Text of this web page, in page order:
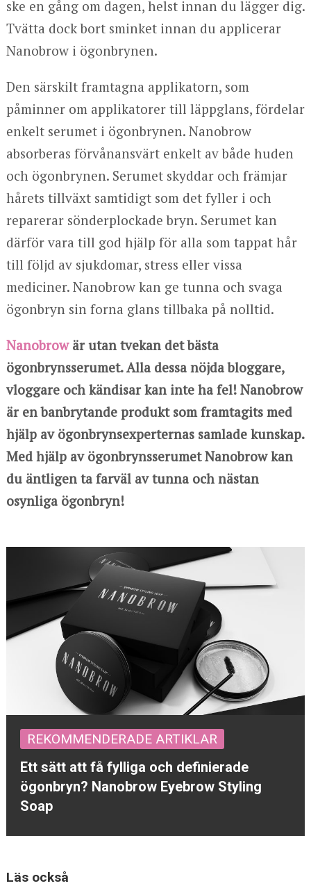
ske en gång om dagen, helst innan du lägger dig.
Tvätta dock bort sminket innan du applicerar
Nanobrow i ögonbrynen.
Den särskilt framtagna applikatorn, som
påminner om applikatorer till läppglans, fördelar
enkelt serumet i ögonbrynen. Nanobrow
absorberas förvånansvärt enkelt av både huden
och ögonbrynen. Serumet skyddar och främjar
hårets tillväxt samtidigt som det fyller i och
reparerar sönderplockade bryn. Serumet kan
därför vara till god hjälp för alla som tappat hår
till följd av sjukdomar, stress eller vissa
mediciner. Nanobrow kan ge tunna och svaga
ögonbryn sin forna glans tillbaka på nolltid.
Nanobrowär utan tvekan det bästa
ögonbrynsserumet. Alla dessa nöjda bloggare,
vloggare och kändisar kan inte ha fel! Nanobrow
är en banbrytande produkt som framtagits med
hjälp av ögonbrynsexperternas samlade kunskap.
Med hjälp av ögonbrynsserumet Nanobrow kan
du äntligen ta farväl av tunna och nästan
osynliga ögonbryn!
REKOMMENDERADE ARTIKLAR
Ett sätt att få fylliga och definierade
ögonbryn? Nanobrow Eyebrow Styling
Soap
Läs också